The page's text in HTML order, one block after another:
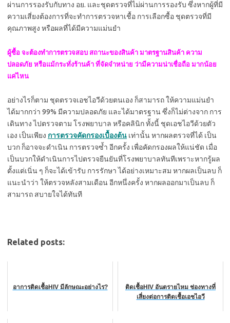
ผ่านการรองรับกับทาง อย. และชุดตรวจที่ไม่ผ่านการรองรับ ซึ่งหากผู้ที่มี
ความเสี่ยงต้องการที่จะทำการตรวจหาเชื้อ การเลือกซื้อ ชุดตรวจที่มี
คุณภาพสูง หรือผลที่ได้มีความแม่นยำ
ผู้ซื้อ จะต้องทำการตรวจสอบ สถานะของสินค้า มาตรฐานสินค้า ความ
ปลอดภัย หรือแม้กระทั่งร้านค้า ที่จัดจำหน่าย ว่ามีความน่าเชื่อถือ มากน้อย
แค่ไหน
อย่างไรก็ตาม ชุดตรวจเอชไอวีด้วยตนเอง ก็สามารถ ให้ความแม่นยำ
ได้มากกว่า 99% มีความปลอดภัย และได้มาตรฐาน ซึ่งก็ไม่ต่างจาก การ
เดินทาง ไปตรวจตาม โรงพยาบาล หรือคลินิก ทั้งนี้ ชุดเอชไอวีด้วยตัว
เอง เป็นเพียง การตรวจคัดกรองเบื้องต้น เท่านั้น หากผลตรวจที่ได้ เป็น
บวก ก็อาจจะดำเนิน การตรวจซ้ำ อีกครั้ง เพื่อคัดกรองผลให้แน่ชัด เมื่อ
เป็นบวกให้ดำเนินการไปตรวจยืนยันที่โรงพยาบาลทันทีเพราะหากรู้ผล
ตั้งแต่เนิ่น ๆ ก็จะได้เข้ารับ การรักษา ได้อย่างเหมาะสม หากผลเป็นลบ ก็
แนะนำว่า ให้ตรวจหลังสามเดือน อีกหนึ่งครั้ง หากผลออกมาเป็นลบ ก็
สามารถ สบายใจได้ทันที
Related posts:
อาการติดเชื้อHIV มีลักษณะอย่างไร?
ติดเชื้อHIV อันตรายไหม ช่องทางที่
เสี่ยงต่อการติดเชื้อเอชไอวี